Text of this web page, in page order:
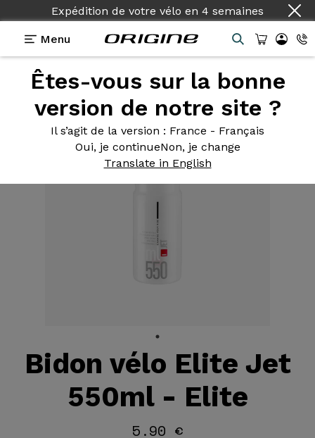
Expédition de votre vélo en 4 semaines
Menu
Êtes-vous sur la bonne
version de notre site ?
Il s’agit de la version : France - Français
Oui, je continueNon, je change
Translate in English
Equipements>Bidon> Jet 550 ml
Bidon vélo Elite Jet
550ml - Elite
5.90 €